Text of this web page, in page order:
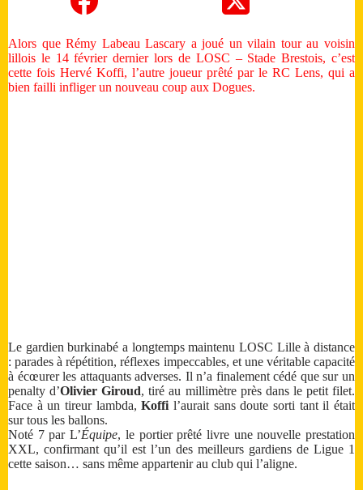
Alors que Rémy Labeau Lascary a joué un vilain tour au voisin
lillois le 14 février dernier lors de LOSC – Stade Brestois, c’est
cette fois Hervé Koffi, l’autre joueur prêté par le RC Lens, qui a
bien failli infliger un nouveau coup aux Dogues.
Le gardien burkinabé a longtemps maintenu LOSC Lille à distance
: parades à répétition, réflexes impeccables, et une véritable capacité
à écœurer les attaquants adverses. Il n’a finalement cédé que sur un
penalty d’Olivier Giroud, tiré au millimètre près dans le petit filet.
Face à un tireur lambda,Koffi l’aurait sans doute sorti tant il était
sur tous les ballons.
Noté 7 par L’Équipe, le portier prêté livre une nouvelle prestation
XXL, confirmant qu’il est l’un des meilleurs gardiens de Ligue 1
cette saison… sans même appartenir au club qui l’aligne.